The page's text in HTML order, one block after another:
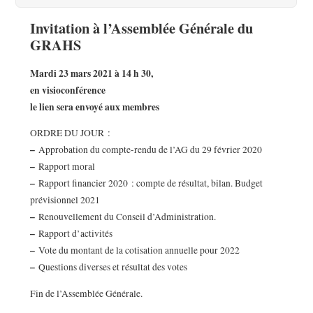
Invitation à l’Assemblée Générale du
GRAHS
Mardi 23 mars 2021 à 14 h 30,
en visioconférence
le lien sera envoyé aux membres
ORDRE DU JOUR :
–Approbation du compte-rendu de l’AG du 29 février 2020
–Rapport moral
–Rapport financier 2020 : compte de résultat, bilan. Budget
prévisionnel 2021
–Renouvellement du Conseil d’Administration.
–Rapport d’activités
–Vote du montant de la cotisation annuelle pour 2022
–Questions diverses et résultat des votes
Fin de l’Assemblée Générale.